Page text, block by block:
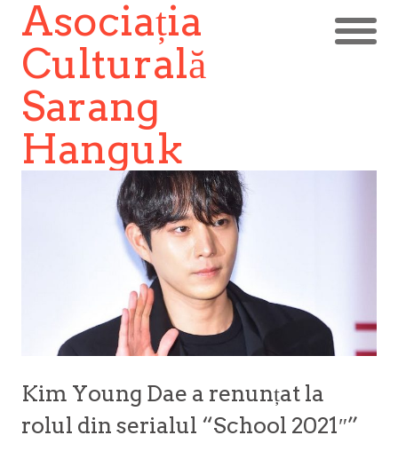
Asociația
Culturală
Sarang
Hanguk
Kim Young Dae a renunțat la
rolul din serialul “School 2021″”